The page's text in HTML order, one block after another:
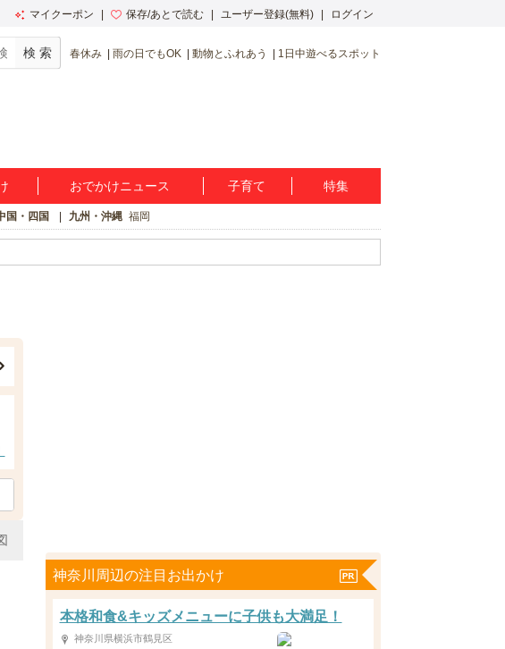
マイクーポン 保存/あとで読む ユーザー登録(無料) ログイン
春休み 雨の日でもOK 動物とふれあう 1日中遊べるスポット
おでかけニュース 子育て 特集
国・四国 九州・沖縄 福岡
神奈川周辺の注目お出かけ
本格和食&キッズメニューに子供も大満足！
神奈川県横浜市鶴見区